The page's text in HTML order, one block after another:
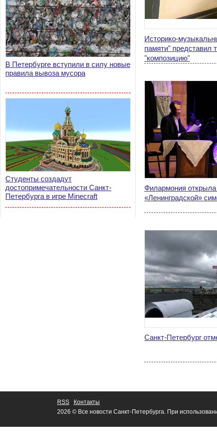
В Петербурге вступили в силу новые
правила вывоза мусора
Студенты создадут
достопримечательности Санкт-
Петербурга в игре Minecraft
Историко-
памяти" представил
"композицию"
Филармония
«Ленинградской»
Санкт-Петербург
RSS
Контакты
2026 © Все новости Санкт-Петербурга. При